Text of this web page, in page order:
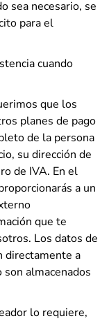
sea necesario, se
para el
cuando
que los
planes de pago
de la persona
su dirección de
de IVA. En el
a un
que te
Los datos de
directamente a
almacenados
lo requiere,